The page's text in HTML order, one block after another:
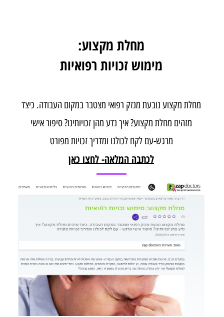
מחלת מקצוע:
מימוש זכויות רפואיות
מחלת מקצוע נובעת מנזק רפואי מצטבר במקום העבודה. כיצד
מזהים מחלת מקצוע? איך נדע מהן זכויותינו? סיפור אישי
מרגש-עם לקח לכולנו ומדריך זכויות מפורט
לכתבה המלאה- לחצו כאן